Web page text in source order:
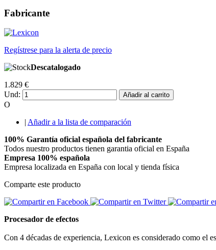
Fabricante
Regístrese para la alerta de precio
Descatalogado
1.829 €
Und:
Añadir al carrito
O
| Añadir a la lista de comparación
100% Garantía oficial española del fabricante
Todos nuestro productos tienen garantia oficial en España
Empresa 100% española
Empresa localizada en España con local y tienda física
Comparte este producto
Procesador de efectos
Con 4 décadas de experiencia, Lexicon es considerado como el